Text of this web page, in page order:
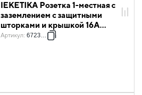
IEKETIKA Розетка 1-местная с
заземлением с защитными
шторками и крышкой 16А
IP44 6723261 слоновая кость
Артикул: 6723261